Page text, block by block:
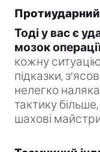
Протиударний
Тоді у вас є
мозок
кожну
підказки,
нелегко
тактику
шахові